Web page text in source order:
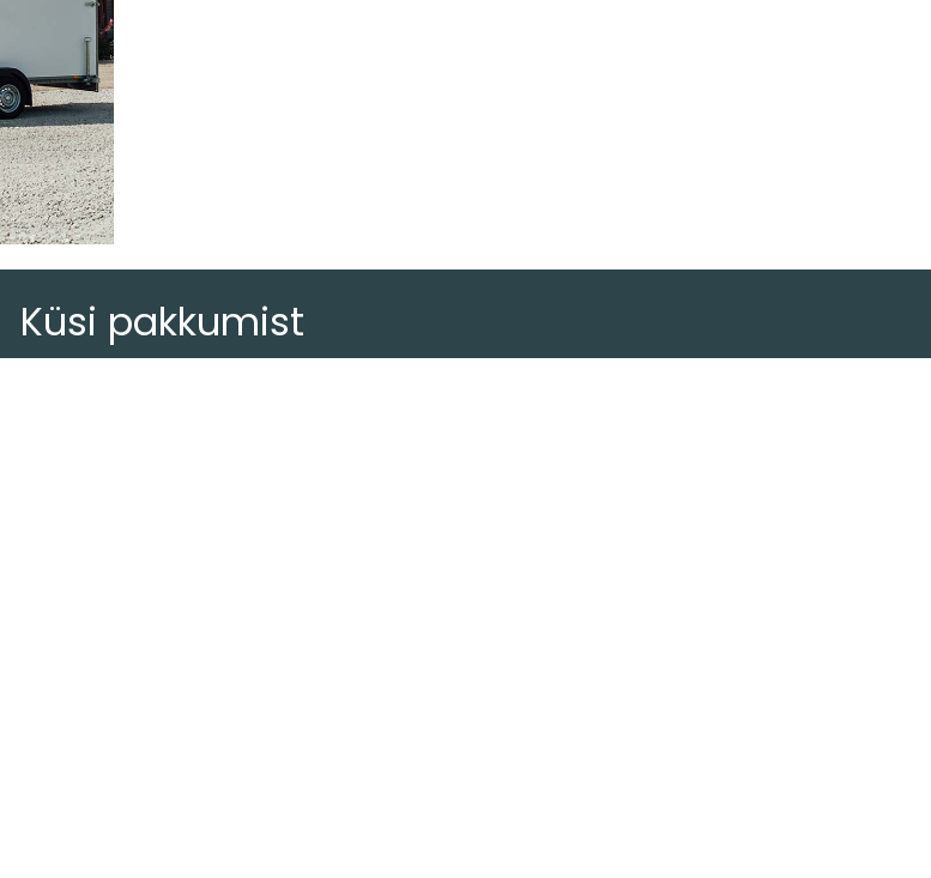
Küsi pakkumist